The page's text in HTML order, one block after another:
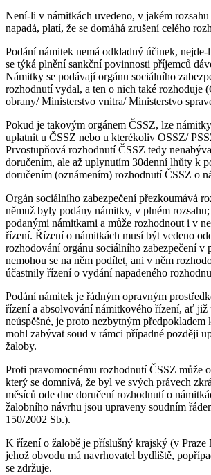
Není-li v námitkách uvedeno, v jakém
napadá, platí, že se domáhá zrušení celého
Podání námitek nemá odkladný účinek,
se týká plnění sankční povinnosti příjemců
Námitky se podávají orgánu sociálního
rozhodnutí vydal, a ten o nich také rozhoduje
obrany/ Ministerstvo vnitra/ Ministerstvo
Pokud je takovým orgánem ČSSZ, lze
uplatnit u ČSSZ nebo u kterékoliv OSSZ/
Prvostupňová rozhodnutí ČSSZ tedy
doručením, ale až uplynutím 30denní lhůty k
doručením (oznámením) rozhodnutí ČSSZ o
Orgán sociálního zabezpečení přezkoumává
němuž byly podány námitky, v plném
podanými námitkami a může rozhodnout i v
řízení. Řízení o námitkách musí být vedeno
rozhodování orgánu sociálního zabezpečení v
nemohou se na něm podílet, ani v něm
účastnily řízení o vydání napadeného
Podání námitek je řádným opravným
řízení a absolvování námitkového řízení, ať již
neúspěšné, je proto nezbytným předpokladem
mohl zabývat soud v rámci případné později
žaloby.
Proti pravomocnému rozhodnutí ČSSZ může
který se domnívá, že byl ve svých právech
měsíců ode dne doručení rozhodnutí o
žalobního návrhu jsou upraveny soudním
150/2002 Sb.).
K řízení o žalobě je příslušný krajský (v Praze
jehož obvodu má navrhovatel bydliště,
se zdržuje.